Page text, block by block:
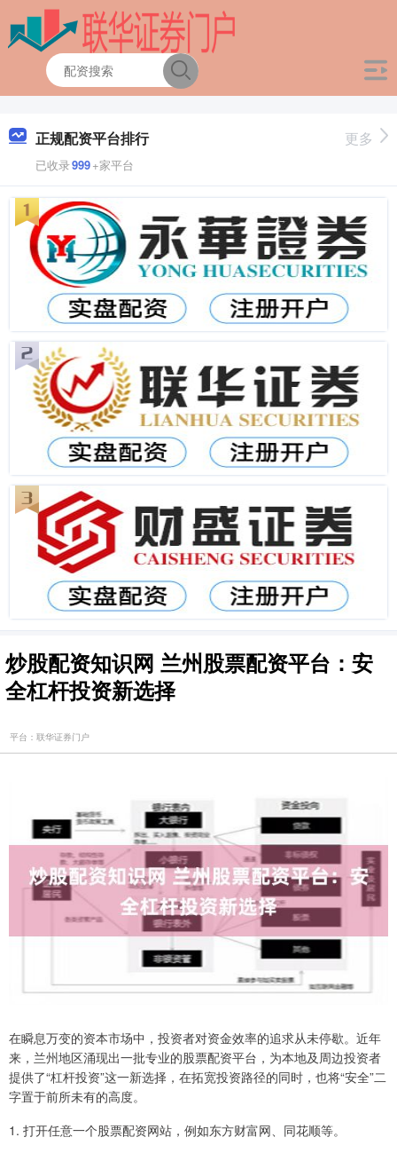
正规配资平台排行
已收录999+家平台
更多
炒股配资知识网 兰州股票配资平台：安
全杠杆投资新选择
平台：联华证券门户
在瞬息万变的资本市场中，投资者对资金效率的追求从未停歇。近年
来，兰州地区涌现出一批专业的股票配资平台，为本地及周边投资者
提供了“杠杆投资”这一新选择，在拓宽投资路径的同时，也将“安全”二
字置于前所未有的高度。
1. 打开任意一个股票配资网站，例如东方财富网、同花顺等。